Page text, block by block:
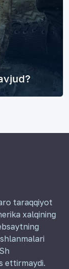
taraqqiyot
xalqining
ettirmaydi.